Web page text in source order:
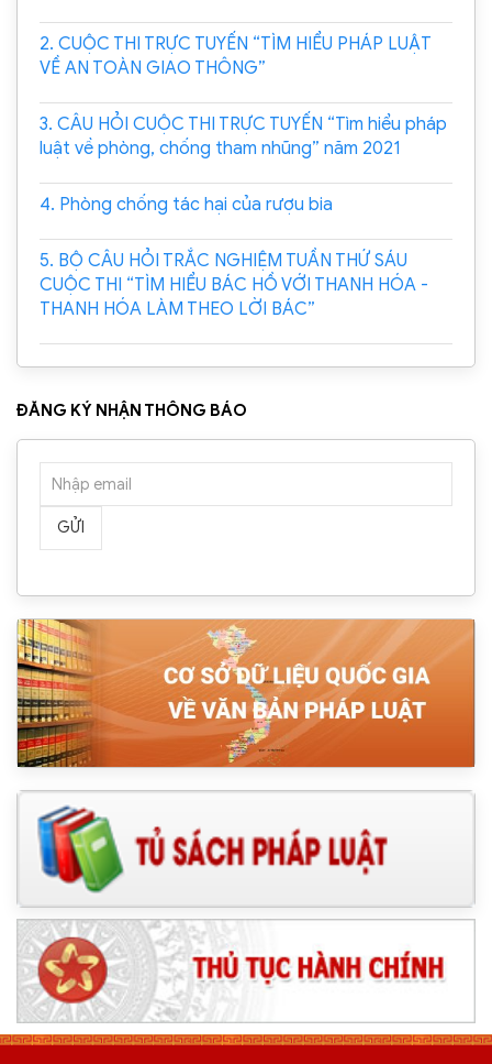
2. CUỘC THI TRỰC TUYẾN “TÌM HIỂU PHÁP LUẬT
VỀ AN TOÀN GIAO THÔNG”
3. CÂU HỎI CUỘC THI TRỰC TUYẾN “Tìm hiểu pháp
luật về phòng, chống tham nhũng” năm 2021
4. Phòng chống tác hại của rượu bia
5. BỘ CÂU HỎI TRẮC NGHIỆM TUẦN THỨ SÁU
CUỘC THI “TÌM HIỂU BÁC HỒ VỚI THANH HÓA -
THANH HÓA LÀM THEO LỜI BÁC”
ĐĂNG KÝ NHẬN THÔNG BÁO
GỬI